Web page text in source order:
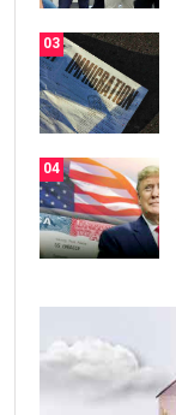
03
04